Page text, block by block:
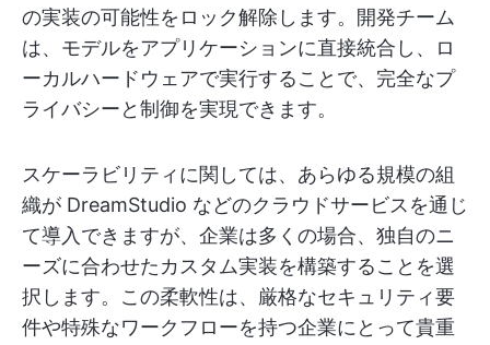
の実装の可能性をロック解除します。開発チーム
は、モデルをアプリケーションに直接統合し、ロ
ーカルハードウェアで実行することで、完全なプ
ライバシーと制御を実現できます。
スケーラビリティに関しては、あらゆる規模の組
織が DreamStudio などのクラウドサービスを通じ
て導入できますが、企業は多くの場合、独自のニ
ーズに合わせたカスタム実装を構築することを選
択します。この柔軟性は、厳格なセキュリティ要
件や特殊なワークフローを持つ企業にとって貴重